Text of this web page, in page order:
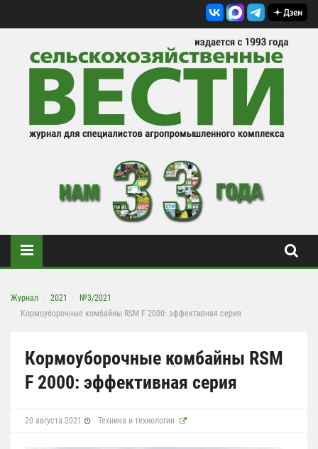
Журнал 2021
№3/2021
Кормоуборочные комбайны RSM F 2000: эффективная серия
Кормоуборочные комбайны RSM
F 2000: эффективная серия
20 августа 2021 Техника и технологии